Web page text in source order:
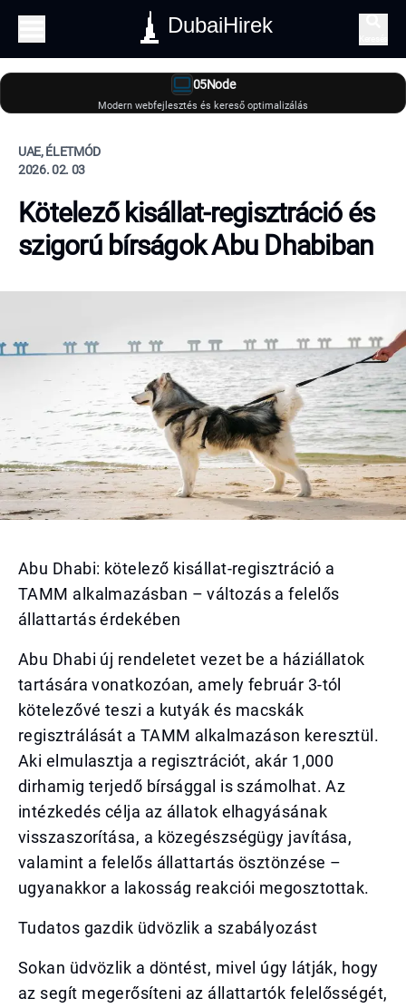
DubaiHirek
05Node
Modern webfejlesztés és kereső optimalizálás
UAE, ÉLETMÓD
2026. 02. 03
Kötelező kisállat-regisztráció és
szigorú bírságok Abu Dhabiban
Abu Dhabi: kötelező kisállat-regisztráció a
TAMM alkalmazásban – változás a felelős
állattartás érdekében
Abu Dhabi új rendeletet vezet be a háziállatok
tartására vonatkozóan, amely február 3-tól
kötelezővé teszi a kutyák és macskák
regisztrálását a TAMM alkalmazáson keresztül.
Aki elmulasztja a regisztrációt, akár 1,000
dirhamig terjedő bírsággal is számolhat. Az
intézkedés célja az állatok elhagyásának
visszaszorítása, a közegészségügy javítása,
valamint a felelős állattartás ösztönzése –
ugyanakkor a lakosság reakciói megosztottak.
Tudatos gazdik üdvözlik a szabályozást
Sokan üdvözlik a döntést, mivel úgy látják, hogy
az segít megerősíteni az állattartók felelősségét,